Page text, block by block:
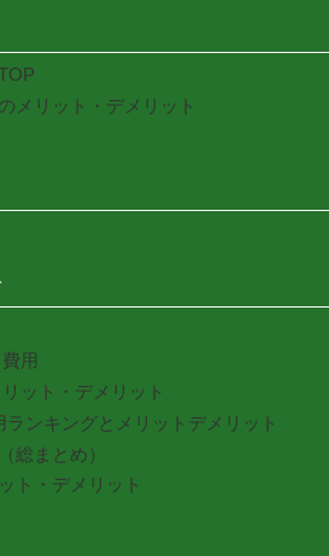
メリット・デメリット
用
ット・デメリット
ンキングとメリットデメリット
総まとめ）
ト・デメリット